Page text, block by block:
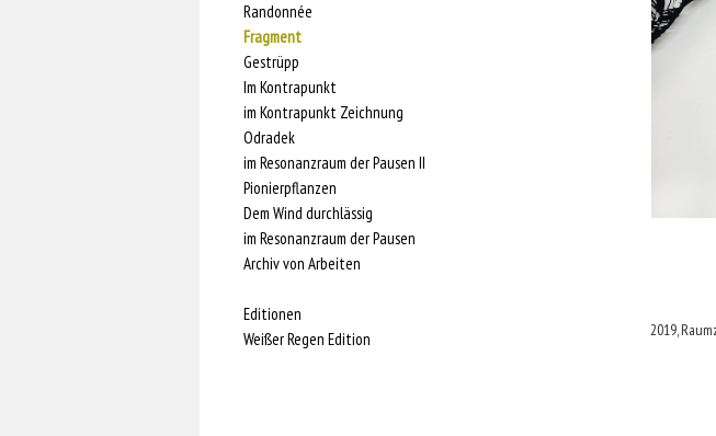
Randonnée
Fragment
Gestrüpp
Im Kontrapunkt
im Kontrapunkt Zeichnung
Odradek
im Resonanzraum der Pausen II
Pionierpflanzen
Dem Wind durchlässig
im Resonanzraum der Pausen
Archiv von Arbeiten
Editionen
Weißer Regen Edition
2019,